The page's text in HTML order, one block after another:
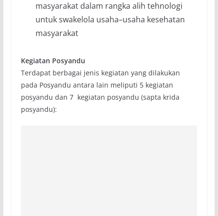
masyarakat dalam rangka alih tehnologi
untuk swakelola usaha–usaha kesehatan
masyarakat
Kegiatan Posyandu
Terdapat berbagai jenis kegiatan yang dilakukan
pada Posyandu antara lain meliputi 5 kegiatan
posyandu dan 7 kegiatan posyandu (sapta krida
posyandu):